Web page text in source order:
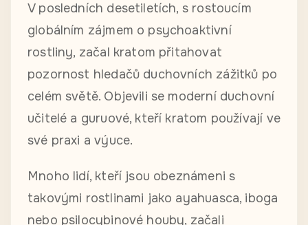
V posledních desetiletích, s rostoucím
globálním zájmem o psychoaktivní
rostliny, začal kratom přitahovat
pozornost hledačů duchovních zážitků po
celém světě. Objevili se moderní duchovní
učitelé a guruové, kteří kratom používají ve
své praxi a výuce.
Mnoho lidí, kteří jsou obeznámeni s
takovými rostlinami jako ayahuasca, iboga
nebo psilocybinové houby, začali